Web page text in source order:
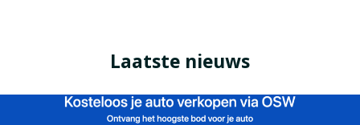
Laatste nieuws